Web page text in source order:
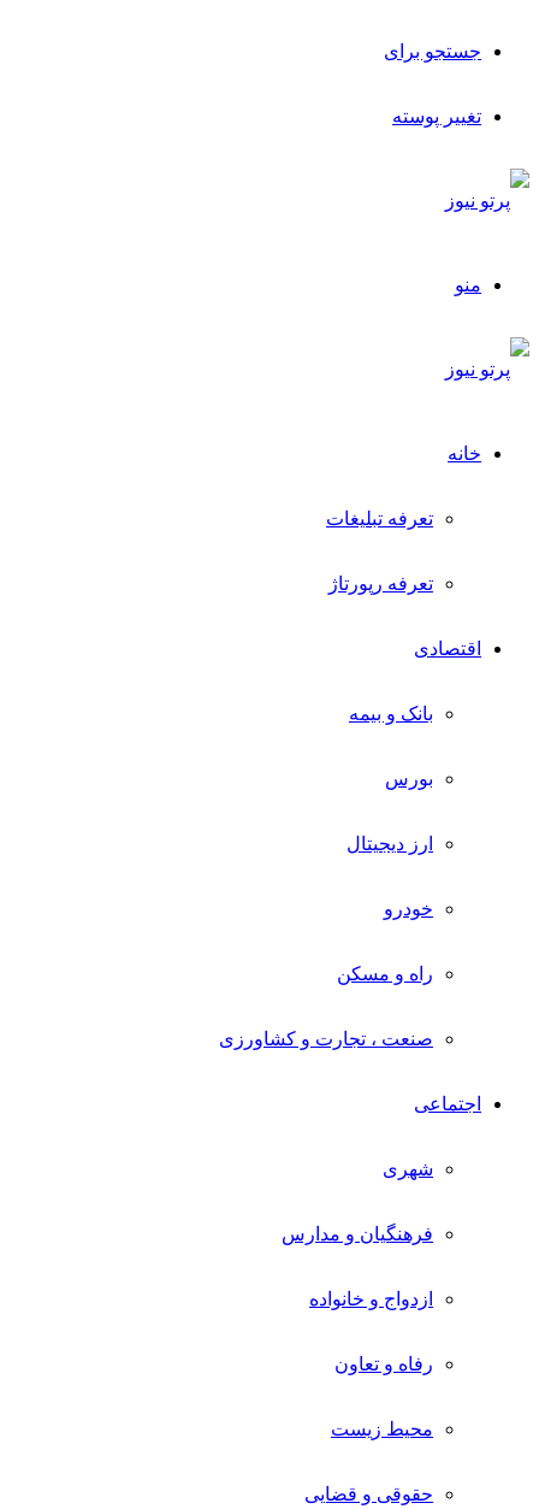
جستجو برای
تغییر پوسته
منو
خانه
تعرفه تبلیغات
تعرفه رپورتاژ
اقتصادی
بانک و بیمه
بورس
ارز دیجیتال
خودرو
راه و مسکن
صنعت ، تجارت و کشاورزی
اجتماعی
شهری
فرهنگیان و مدارس
ازدواج و خانواده
رفاه و تعاون
محیط زیست
حقوقی و قضایی